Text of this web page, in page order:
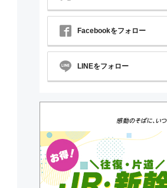
Facebookをフォロー
LINEをフォロー